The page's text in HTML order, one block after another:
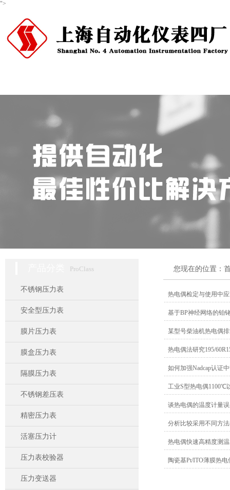
">
ProClass
不锈钢压力表
安全型压力表
膜片压力表
膜盒压力表
隔膜压力表
不锈钢差压表
精密压力表
活塞压力计
压力表校验器
压力变送器
您现在的位置：
热电偶检定与使用中
基于BP神经网络的铂
某型号柴油机热电偶
热电偶法研究195/
如何加强Nadcap认证
工业S型热电偶1100℃
谈热电偶的温度计量
分析比较采用不同方
热电偶快速高精度测
陶瓷基Pt/ITO薄膜热